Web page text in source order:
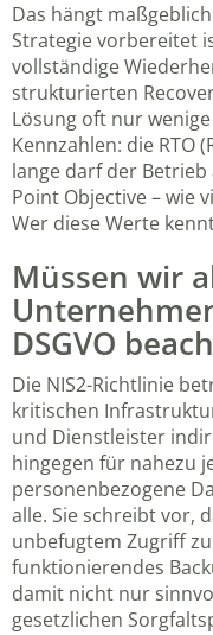
Das hängt
Strategie vorbereitet
vollständige
strukturierten
Lösung oft nur
Kennzahlen: die RTO
lange darf der Betrieb
Point Objective – wie
Wer diese Werte
Müssen wir
DSGVO
Die NIS2-Richtlinie
kritischen
und Dienstleister
hingegen für nahezu
personenbezogene
alle. Sie schreibt vor,
unbefugtem Zugriff
funktionierendes
damit nicht nur
gesetzlichen